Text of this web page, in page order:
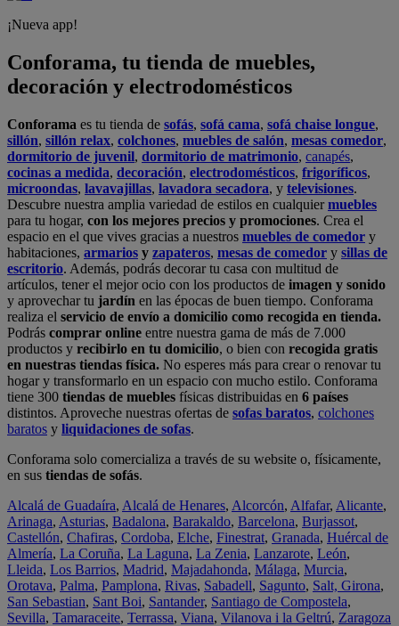
¡Nueva app!
Conforama, tu tienda de muebles,
decoración y electrodomésticos
Conforama es tu tienda de sofás, sofá cama, sofá chaise longue,
sillón, sillón relax, colchones, muebles de salón, mesas comedor,
dormitorio de juvenil, dormitorio de matrimonio, canapés,
cocinas a medida, decoración, electrodomésticos, frigoríficos,
microondas, lavavajillas, lavadora secadora, y televisiones.
Descubre nuestra amplia variedad de estilos en cualquiermuebles
para tu hogar, con los mejores precios y promociones. Crea el
espacio en el que vives gracias a nuestros muebles de comedor y
habitaciones, armarios y zapateros, mesas de comedor y sillas de
escritorio. Además, podrás decorar tu casa con multitud de
artículos, tener el mejor ocio con los productos de imagen y sonido
y aprovechar tu jardín en las épocas de buen tiempo. Conforama
realiza el servicio de envío a domicilio como recogida en tienda.
Podrás comprar online entre nuestra gama de más de 7.000
productos y recibirlo en tu domicilio, o bien con recogida gratis
en nuestras tiendas física. No esperes más para crear o renovar tu
hogar y transformarlo en un espacio con mucho estilo. Conforama
tiene 300 tiendas de muebles físicas distribuidas en 6 países
distintos. Aproveche nuestras ofertas de sofas baratos, colchones
baratos y liquidaciones de sofas.
Conforama solo comercializa a través de su website o, físicamente,
en sus tiendas de sofás.
Alcalá de Guadaíra, Alcalá de Henares, Alcorcón, Alfafar, Alicante,
Arinaga, Asturias, Badalona, Barakaldo, Barcelona, Burjassot,
Castellón, Chafiras, Cordoba, Elche, Finestrat, Granada, Huércal de
Almería, La Coruña, La Laguna, La Zenia, Lanzarote, León,
Lleida, Los Barrios, Madrid, Majadahonda, Málaga, Murcia,
Orotava, Palma, Pamplona, Rivas, Sabadell, Sagunto, Salt, Girona,
San Sebastian, Sant Boi, Santander, Santiago de Compostela,
Sevilla, Tamaraceite, Terrassa, Viana, Vilanova i la Geltrú, Zaragoza